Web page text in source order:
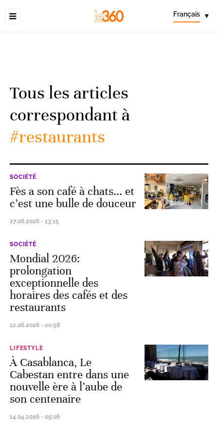
Français ▾
Tous les articles
correspondant à
#restaurants
SOCIÉTÉ
Fès a son café à chats... et
c’est une bulle de douceur
27.06.2026 - 13:15
SOCIÉTÉ
Mondial 2026:
prolongation
exceptionnelle des
horaires des cafés et des
restaurants
12.06.2026 - 20:58
LIFESTYLE
À Casablanca, Le
Cabestan entre dans une
nouvelle ère à l’aube de
son centenaire
14.04.2026 - 09:06